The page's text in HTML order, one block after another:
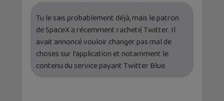
Tu le sais probablement déjà, mais le patron
de SpaceX a récemment racheté Twitter. Il
avait annoncé vouloir changer pas mal de
choses sur l’application et notamment le
contenu du service payant Twitter Blue.